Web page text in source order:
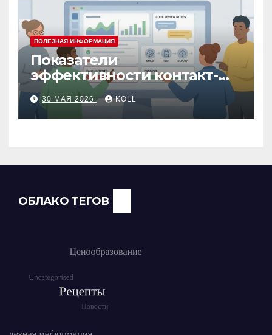
ПОЛЕЗНАЯ ИНФОРМАЦИЯ
Показатели
эффективности контакт-
центра: как измерить
работу операторов и
команды
30 МАЯ 2026 KOLL
ОБЛАКО ТЕГОВ